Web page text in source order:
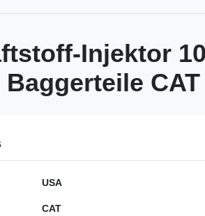
Injektor
Baggerteile CAT
USA
CAT